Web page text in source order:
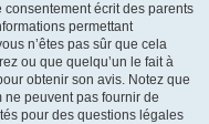
écrit des parents
permettant
n’êtes pas sûr que cela
ou que quelqu’un le fait à
obtenir son avis. Notez que
peuvent pas fournir de
pour des questions légales